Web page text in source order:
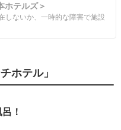
ホテルズ＞
しないか、一時的な障害で施設
ホテル」
！